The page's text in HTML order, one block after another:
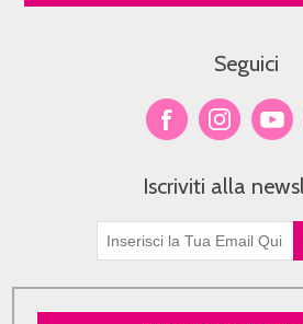
Seguici
Iscriviti alla